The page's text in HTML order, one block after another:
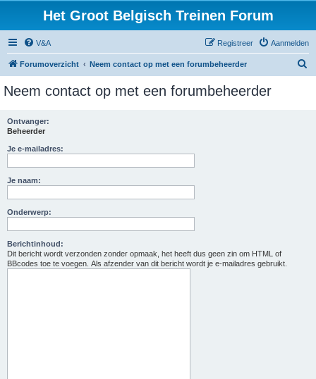
Het Groot Belgisch Treinen Forum
V&A Aanmelden
Registreer
Forumoverzicht Neem contact op met een forumbeheerder
Neem contact op met een forumbeheerder
Ontvanger:
Beheerder
Je e-mailadres:
Je naam:
Onderwerp:
Berichtinhoud:
Dit bericht wordt verzonden zonder opmaak, het heeft dus geen zin om HTML of
BBcodes toe te voegen. Als afzender van dit bericht wordt je e-mailadres gebruikt.